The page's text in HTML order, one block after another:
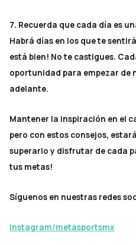
7. Recuerda que cada día es
Habrá días en los que te
está bien! No te castigues.
oportunidad para empezar de
adelante.
Mantener la inspiración en el
pero con estos consejos,
superarlo y disfrutar de cada
tus metas!
Síguenos en nuestras redes
Instagram/metasportsmx